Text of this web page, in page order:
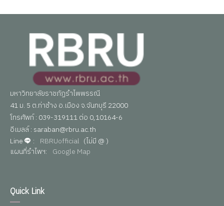
มหาวิทยาลัยราชภัฏรำไพพรรณี
41 ม. 5 ต.ท่าช้าง อ.เมือง จ.จันทบุรี 22000
โทรศัพท์ : 039-319111 ต่อ 0,10164-6
อีเมลล์ : saraban@rbru.ac.th
Line
: RBRUofficial (ไม่มี @ )
แผนที่รำไพฯ: Google Map
Quick Link